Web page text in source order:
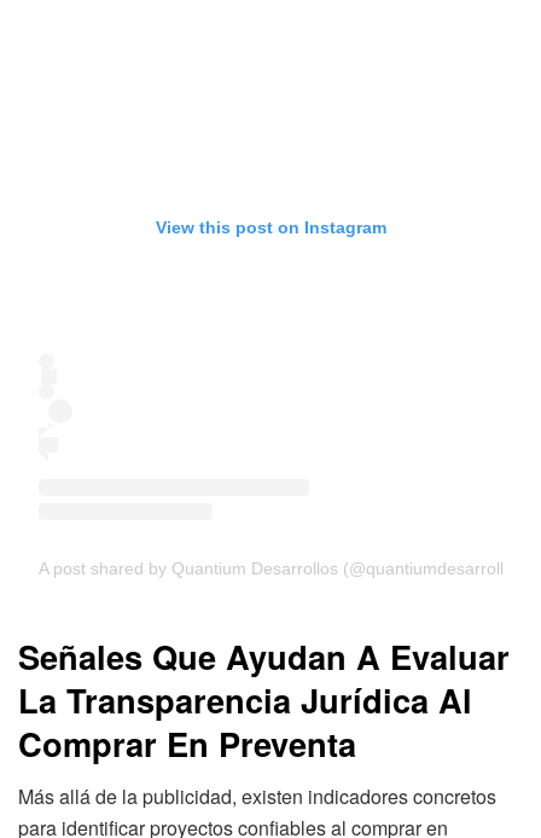
View this post on Instagram
A post shared by Quantium Desarrollos (@quantiumdesarrollos)
Señales Que Ayudan A Evaluar
La Transparencia Jurídica Al
Comprar En Preventa
Más allá de la publicidad, existen indicadores concretos
para identificar proyectos confiables al comprar en